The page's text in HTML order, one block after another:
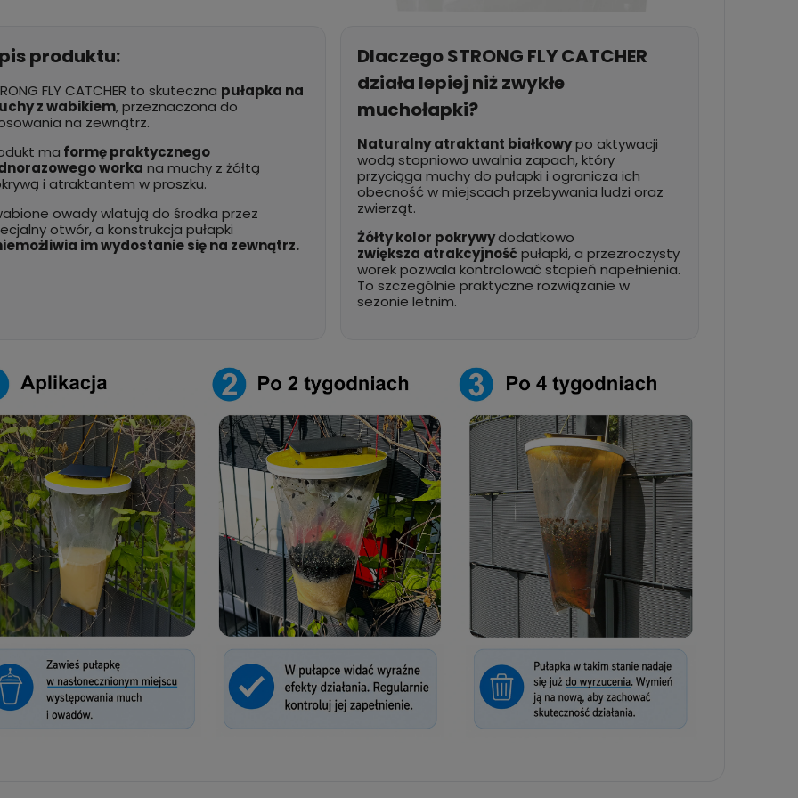
produktu:
FLY CATCHER to skuteczna pułapka na
z wabikiem, przeznaczona do
na zewnątrz.
ma formę praktycznego
worka na muchy z żółtą
i atraktantem w proszku.
owady wlatują do środka przez
otwór, a konstrukcja pułapki
im wydostanie się na zewnątrz.
Dlaczego STRONG FLY CATCHER
działa lepiej niż zwykłe
muchołapki?
Naturalny atraktant białkowypo aktywacji
wodą stopniowo uwalnia zapach, który
przyciąga muchy do pułapki i ogranicza ich
obecność w miejscach przebywania ludzi oraz
zwierząt.
Żółty kolor pokrywydodatkowo
zwiększa atrakcyjnośćpułapki, a przezroczysty
worek pozwala kontrolować stopień napełnienia.
To szczególnie praktyczne rozwiązanie w
sezonie letnim.